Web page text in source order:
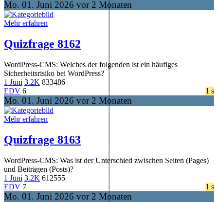
Mo. 01. Juni 2026 vor 2 Monaten
Mehr erfahren
Quizfrage 8162
WordPress-CMS: Welches der folgenden ist ein häufiges
Sicherheitsrisiko bei WordPress?
1 Juni 3.2K 833486
EDV 6 1 s
Mo. 01. Juni 2026 vor 2 Monaten
Mehr erfahren
Quizfrage 8163
WordPress-CMS: Was ist der Unterschied zwischen Seiten (Pages)
und Beiträgen (Posts)?
1 Juni 3.2K 612555
EDV 7 1 s
Mo. 01. Juni 2026 vor 2 Monaten